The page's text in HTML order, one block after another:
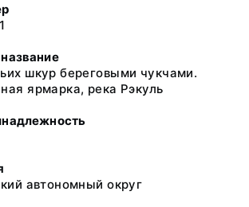
шкур береговыми чукчами.
ярмарка, река Рэкуль
автономный округ